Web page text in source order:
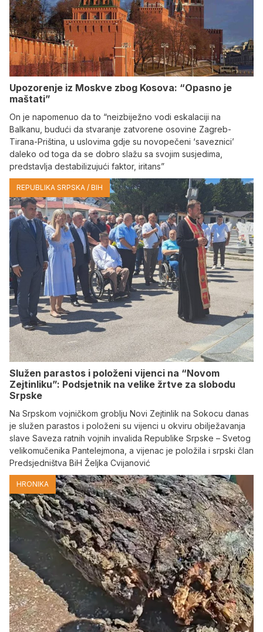
Upozorenje iz Moskve zbog Kosova: “Opasno je
maštati”
On je napomenuo da to “neizbiježno vodi eskalaciji na
Balkanu, budući da stvaranje zatvorene osovine Zagreb-
Tirana-Priština, u uslovima gdje su novopečeni ‘saveznici’
daleko od toga da se dobro slažu sa svojim susjedima,
predstavlja destabilizujući faktor, iritans”
REPUBLIKA SRPSKA / BIH
Služen parastos i položeni vijenci na “Novom
Zejtinliku”: Podsjetnik na velike žrtve za slobodu
Srpske
Na Srpskom vojničkom groblju Novi Zejtinlik na Sokocu danas
je služen parastos i položeni su vijenci u okviru obilježavanja
slave Saveza ratnih vojnih invalida Republike Srpske – Svetog
velikomučenika Pantelejmona, a vijenac je položila i srpski član
Predsjedništva BiH Željka Cvijanović
HRONIKA